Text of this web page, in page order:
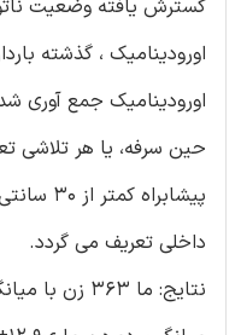
حین سرفه، یا هر تلاشی
داخلی تعریف می گردد.